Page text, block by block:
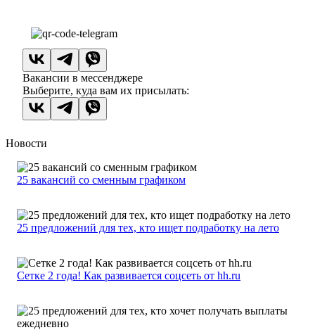
Вакансии в мессенджере
Выберите, куда вам их присылать:
Новости
25 вакансий со сменным графиком
25 предложений для тех, кто ищет подработку на лето
Сетке 2 года! Как развивается соцсеть от hh.ru